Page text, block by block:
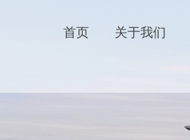
首页 关于我们